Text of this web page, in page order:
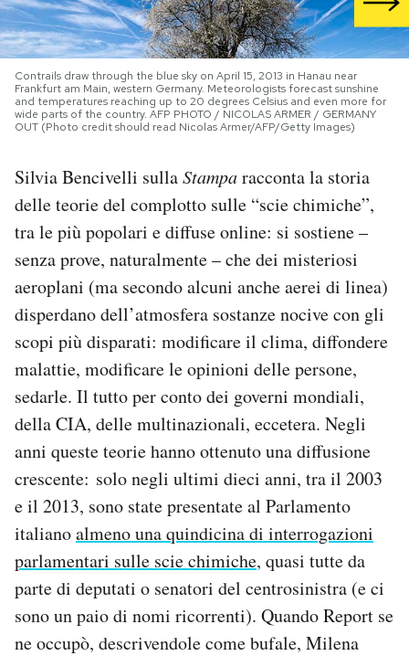
NEWSLETTER
I MIEI PREFERITI
CALENDARIO
Area Personale
Newsletter
Notifiche mobile
Regala il Post
Hai bisogno di aiuto?
Esci
Contrails draw through the blue sky on April 15, 2013 in Hanau near
Frankfurt am Main, western Germany. Meteorologists forecast sunshine
and temperatures reaching up to 20 degrees Celsius and even more for
wide parts of the country. AFP PHOTO / NICOLAS ARMER / GERMANY
OUT (Photo credit should read Nicolas Armer/AFP/Getty Images)
Silvia Bencivelli sullaStamparacconta la storia
delle teorie del complotto sulle “scie chimiche”,
tra le più popolari e diffuse online: si sostiene –
senza prove, naturalmente – che dei misteriosi
aeroplani (ma secondo alcuni anche aerei di linea)
disperdano dell’atmosfera sostanze nocive con gli
scopi più disparati: modificare il clima, diffondere
malattie, modificare le opinioni delle persone,
sedarle. Il tutto per conto dei governi mondiali,
della CIA, delle multinazionali, eccetera. Negli
anni queste teorie hanno ottenuto una diffusione
crescente: solo negli ultimi dieci anni, tra il 2003
e il 2013, sono state presentate al Parlamento
italianoalmeno una quindicina di interrogazioni
parlamentari sulle scie chimiche, quasi tutte da
parte di deputati o senatori del centrosinistra (e ci
sono un paio di nomi ricorrenti). Quando Report se
ne occupò, descrivendole come bufale, Milena